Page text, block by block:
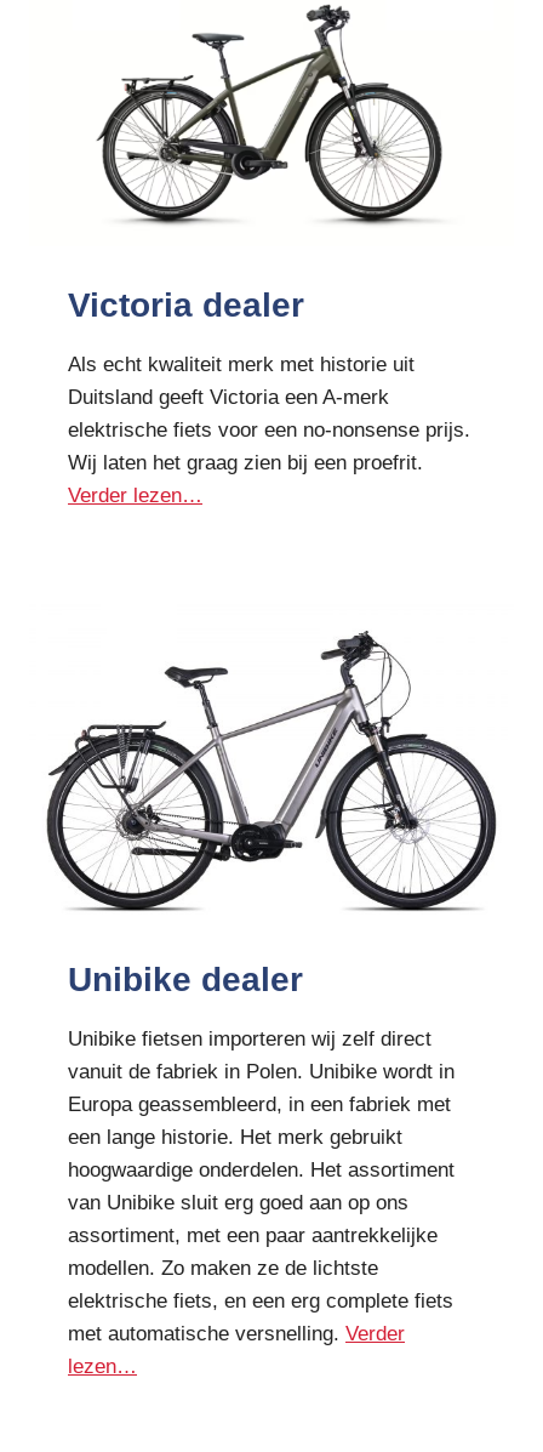
Victoria dealer
Als echt kwaliteit merk met historie uit
Duitsland geeft Victoria een A-merk
elektrische fiets voor een no-nonsense prijs.
Wij laten het graag zien bij een proefrit.
Verder lezen…
Unibike dealer
Unibike fietsen importeren wij zelf direct
vanuit de fabriek in Polen. Unibike wordt in
Europa geassembleerd, in een fabriek met
een lange historie. Het merk gebruikt
hoogwaardige onderdelen. Het assortiment
van Unibike sluit erg goed aan op ons
assortiment, met een paar aantrekkelijke
modellen. Zo maken ze de lichtste
elektrische fiets, en een erg complete fiets
met automatische versnelling. Verder
lezen…